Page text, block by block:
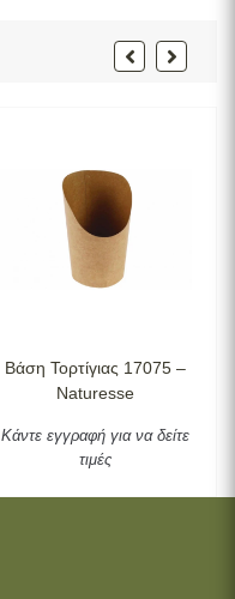
Βάση Τορτίγιας 17075 –
Naturesse
Κάντε εγγραφή για να δείτε
τιμές